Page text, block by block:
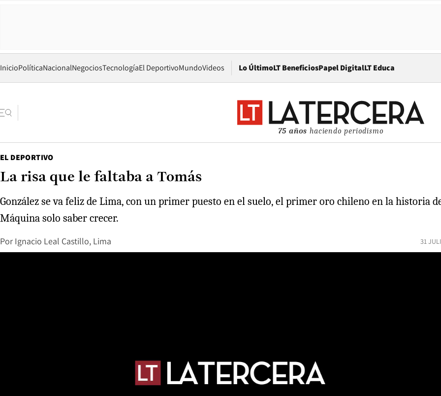
InicioPolíticaNacionalNegociosTecnologíaEl DeportivoMundoVideos Lo ÚltimoLT BeneficiosPapel DigitalOpens in new window
LT Educa
75 años haciendo periodismo
EL DEPORTIVO
La risa que le faltaba a Tomás
González se va feliz de Lima, con un primer puesto en el suelo, el primer oro chileno en la historia
Máquina solo saber crecer.
Por Ignacio Leal Castillo, Lima 31